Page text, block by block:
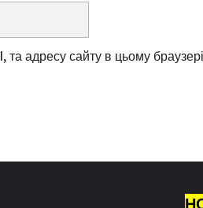
адресу сайту в цьому